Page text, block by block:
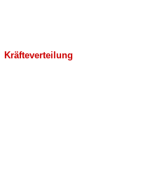
Kräfteverteilung